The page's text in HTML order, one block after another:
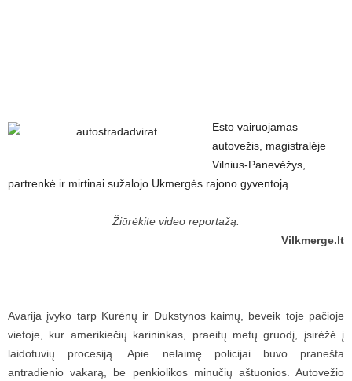
Esto vairuojamas
autovežis, magistralėje
Vilnius-Panevėžys,
partrenkė ir mirtinai sužalojo Ukmergės rajono gyventoją
Žiūrėkite video reportažą.
Vilkmerge.lt
Avarija įvyko tarp Kurėnų ir Dukstynos kaimų, beveik toje pačioje
vietoje, kur amerikiečių karininkas, praeitų metų gruodį, įsirėžė į
laidotuvių procesiją. Apie nelaimę policijai buvo pranešta
antradienio vakarą, be penkiolikos minučių aštuonios. Autovežio